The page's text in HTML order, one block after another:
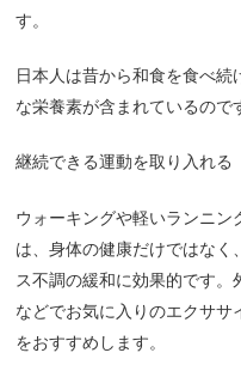
す。
日本人は昔から和食を食べ
な栄養素が含まれているので
継続できる運動を取り入れる
ウォーキングや軽いランニン
は、身体の健康だけではな
ス不調の緩和に効果的です。
などでお気に入りのエクササ
をおすすめします。